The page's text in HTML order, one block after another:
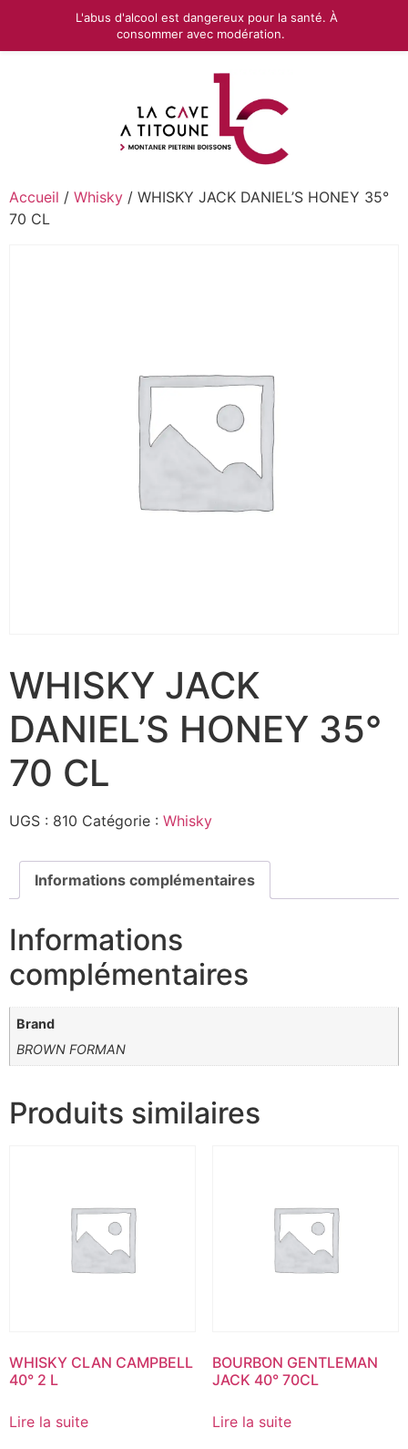
Accueil / Whisky / WHISKY JACK DANIEL’S HONEY 35°
70 CL
WHISKY JACK
DANIEL’S HONEY 35°
70 CL
UGS : 810 Catégorie : Whisky
Informations complémentaires
Informations
complémentaires
Brand
BROWN FORMAN
Produits similaires
WHISKY CLAN CAMPBELL
40° 2 L
Lire la suite
BOURBON GENTLEMAN
JACK 40° 70CL
Lire la suite
L'abus d'alcool est dangereux pour la santé. À
consommer avec modération.